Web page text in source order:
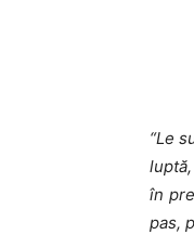
“Le
în
pas,